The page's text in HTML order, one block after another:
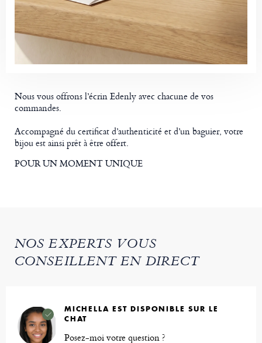
Nous vous offrons l’écrin Edenly avec chacune de vos
commandes.
Accompagné du certificat d’authenticité et d’un baguier, votre
bijou est ainsi prêt à être offert.
POUR UN MOMENT UNIQUE
NOS EXPERTS VOUS
CONSEILLENT EN DIRECT
MICHELLA EST DISPONIBLE SUR LE
CHAT
Posez-moi votre question ?